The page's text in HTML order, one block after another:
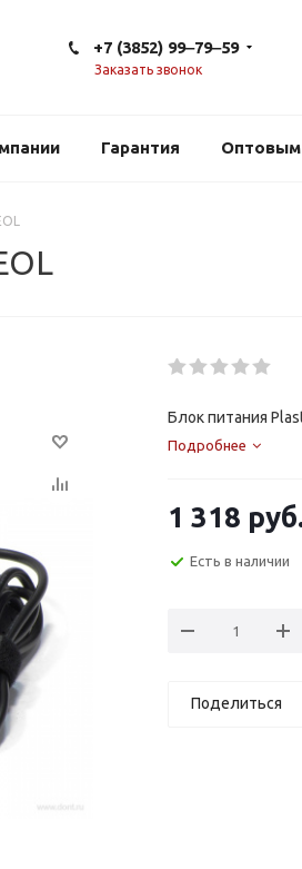
+7 (3852) 99‒79‒59
Заказать звонок
Гарантия Оптовым
Блок питания
Подробнее
1 318
Есть в наличии
Поделиться